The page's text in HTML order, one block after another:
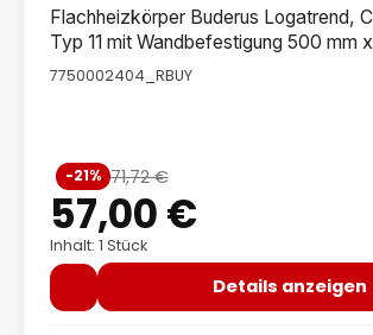
Flachheizkörper Buderus Logatrend,
Typ 11 mit Wandbefestigung 500 mm
(B-Ware)
7750002404_RBUY
Verkaufspreis:
57,00 €
Regulärer Preis:
71,72 €
-21%
Inhalt: 1 Stück
Details anzeigen